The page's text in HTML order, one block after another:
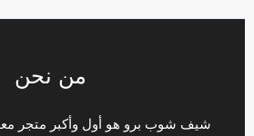
من نحن
شيف شوب برو هو أول وأكبر متجر